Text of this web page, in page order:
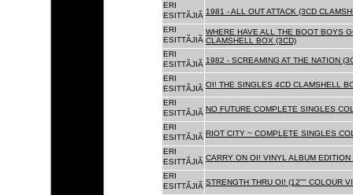
ERI
ESITTÃJIÃ 1981 - ALL OUT ATTACK (3CD
ERI
ESITTÃJIÃ
WHERE HAVE ALL THE BOOT BOYS
CLAMSHELL BOX (3CD)
ERI
ESITTÃJIÃ 1982 - SCREAMING AT THE NATION
ERI
ESITTÃJIÃ OI! THE SINGLES 4CD CLAMSHELL
ERI
ESITTÃJIÃ NO FUTURE COMPLETE SINGLES
ERI
ESITTÃJIÃ RIOT CITY ~ COMPLETE SINGLES
ERI
ESITTÃJIÃ CARRY ON OI! VINYL ALBUM EDITION
ERI
ESITTÃJIÃ STRENGTH THRU OI! (12"" COLOUR